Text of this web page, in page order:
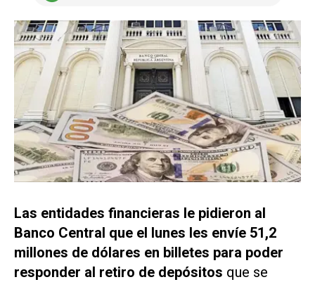
Las entidades financieras le pidieron al
Banco Central que el lunes les envíe 51,2
millones de dólares en billetes para poder
responder al retiro de depósitos que se